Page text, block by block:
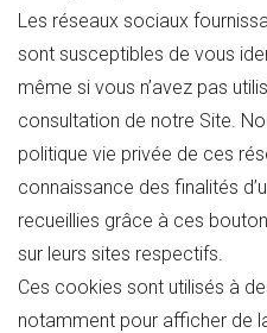
Les réseaux sociaux
sont susceptibles de vous
même si vous n’avez pas
consultation de notre Site.
politique vie privée de ces
connaissance des finalités
recueillies grâce à ces
sur leurs sites respectifs.
Ces cookies sont utilisés à
notamment pour afficher de